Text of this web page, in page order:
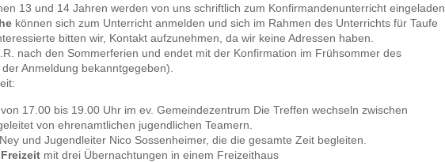
13 und 14 Jahren werden von uns schriftlich zum Konfirmandenunterricht eingeladen.
können sich zum Unterricht anmelden und sich im Rahmen des Unterrichts für Taufe
bitten wir, Kontakt aufzunehmen, da wir keine Adressen haben.
nach den Sommerferien und endet mit der Konfirmation im Frühsommer des
Anmeldung bekanntgegeben).
von 17.00 bis 19.00 Uhr im ev. Gemeindezentrum Die Treffen wechseln zwischen
von ehrenamtlichen jugendlichen Teamern.
und Jugendleiter Nico Sossenheimer, die die gesamte Zeit begleiten.
mit drei Übernachtungen in einem Freizeithaus